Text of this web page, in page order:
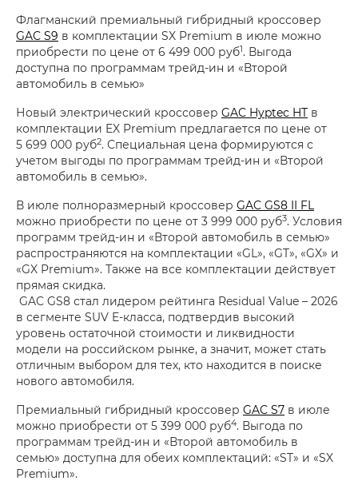
Флагманский премиальный гибридный кроссовер
GAC S9 в комплектации SX Premium в июле можно
приобрести по цене от 6 499 000 руб1. Выгода
доступна по программам трейд-ин и «Второй
автомобиль в семью»
Новый электрический кроссовер GAC Hyptec HT в
комплектации EX Premium предлагается по цене от
5 699 000 руб2. Специальная цена формируются с
учетом выгоды по программам трейд-ин и «Второй
автомобиль в семью».
В июле полноразмерный кроссовер GAC GS8 II FL
можно приобрести по цене от 3 999 000 руб3. Условия
программ трейд-ин и «Второй автомобиль в семью»
распространяются на комплектации «GL», «GT», «GX» и
«GX Premium». Также на все комплектации действует
прямая скидка.
GAC GS8 стал лидером рейтинга Residual Value – 2026
в сегменте SUV E-класса, подтвердив высокий
уровень остаточной стоимости и ликвидности
модели на российском рынке, а значит, может стать
отличным выбором для тех, кто находится в поиске
нового автомобиля.
Премиальный гибридный кроссовер GAC S7 в июле
можно приобрести от 5 399 000 руб4. Выгода по
программам трейд-ин и «Второй автомобиль в
семью» доступна для обеих комплектаций: «ST» и «SX
Premium».